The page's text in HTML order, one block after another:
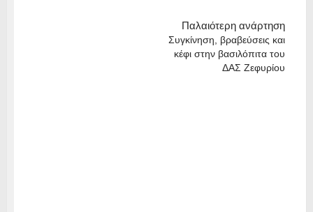
Παλαιότερη ανάρτηση
Συγκίνηση, βραβεύσεις και
κέφι στην βασιλόπιτα του
ΔΑΣ Ζεφυρίου